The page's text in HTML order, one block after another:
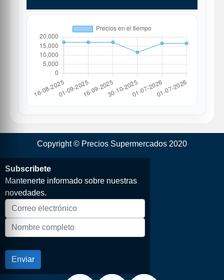
Copyright © Precios Supermercados 2020
Subscribete
Mantenerte informado sobre nuestras
novedades.